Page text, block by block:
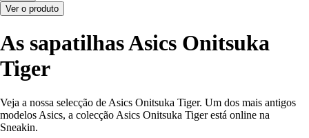
Ver o produto
As sapatilhas Asics Onitsuka
Tiger
Veja a nossa selecção de Asics Onitsuka Tiger. Um dos mais antigos
modelos Asics, a colecção Asics Onitsuka Tiger está online na
Sneakin.